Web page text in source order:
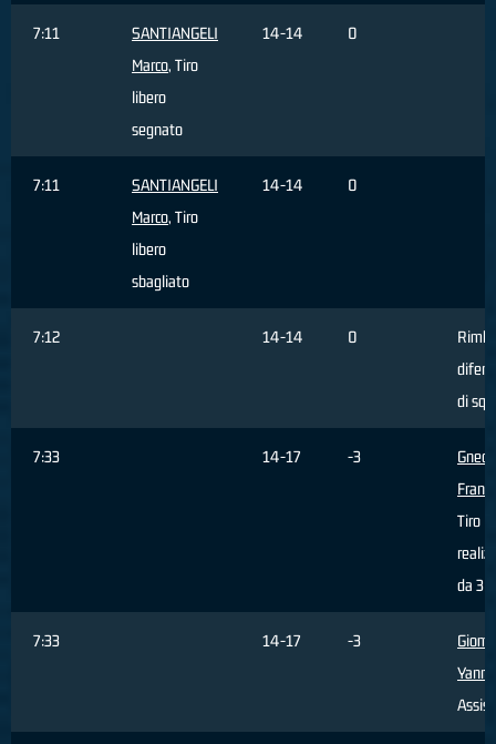
7:11
SANTIANGELI
Marco, Tiro
libero
segnato
14-14 0
7:11
SANTIANGELI
Marco, Tiro
libero
sbagliato
14-14 0
7:12 14-14 0
di
7:33 14-17 -3
Tiro
da 3
7:33 14-17 -3
Assist